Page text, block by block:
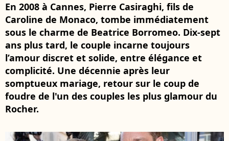
En 2008 à Cannes, Pierre Casiraghi, fils de
Caroline de Monaco, tombe immédiatement
sous le charme de Beatrice Borromeo. Dix-sept
ans plus tard, le couple incarne toujours
l’amour discret et solide, entre élégance et
complicité. Une décennie après leur
somptueux mariage, retour sur le coup de
foudre de l'un des couples les plus glamour du
Rocher.